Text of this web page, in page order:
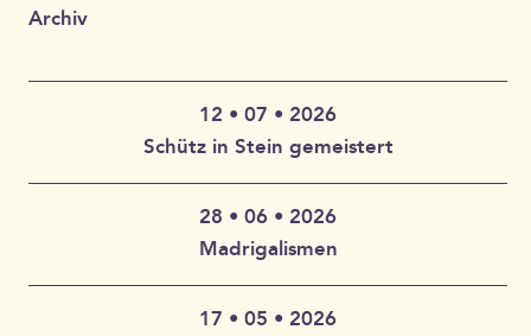
Archiv
Schütz in Stein gemeistert
12 • 07 • 2026
Claudia Wahlbuhl – Violine, Bratsche, Gambe, Gesang |
Thomas Wahlbuhl – Akkordeon, Gesang | Jan Geisler –
Klarinette, Saxophon, Gesang | Holger Vandrich –
Gitarre, Gesang | Stefan Garthoff – Gesang, Melodica |
Madrigalismen
28 • 06 • 2026
17 • 05 • 2026